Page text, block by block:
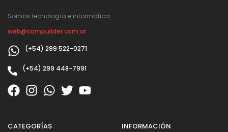
Somos tecnología e informática
web@compulider.com.ar
(+54) 299 522-0271
(+54) 299 448-7991
CATEGORÍAS INFORMACIÓN